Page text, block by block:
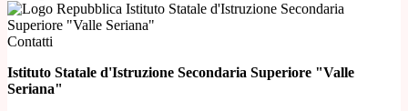
Istituto Statale d'Istruzione Secondaria
Superiore "Valle Seriana"
Contatti
Istituto Statale d'Istruzione Secondaria Superiore "Valle
Seriana"